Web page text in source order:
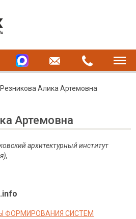
Резникова Алика Артемовна
Артемовна
архитектурный институт
ФОРМИРОВАНИЯ СИСТЕМ